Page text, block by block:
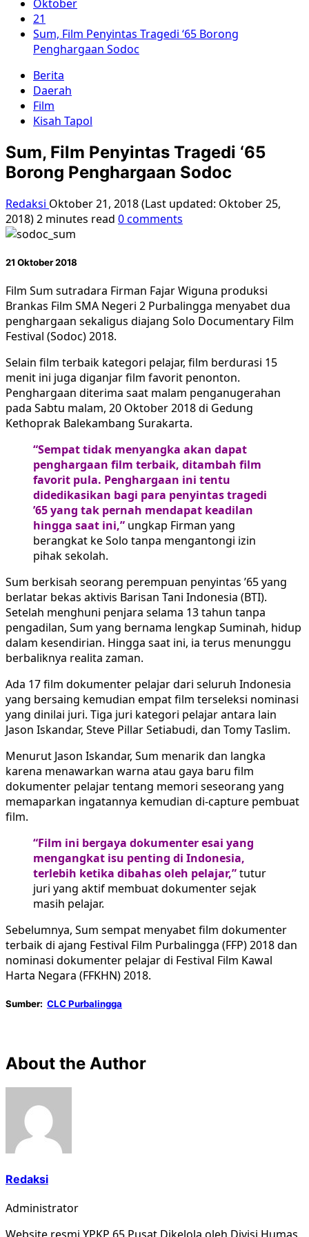
Oktober
21
Sum, Film Penyintas Tragedi ‘65 Borong
Penghargaan Sodoc
Berita
Daerah
Film
Kisah Tapol
Sum, Film Penyintas Tragedi ‘65
Borong Penghargaan Sodoc
Redaksi Oktober 21, 2018 (Last updated: Oktober 25,
2018)2 minutes read 0 comments
21 Oktober 2018
Film Sum sutradara Firman Fajar Wiguna produksi
Brankas Film SMA Negeri 2 Purbalingga menyabet dua
penghargaan sekaligus diajang Solo Documentary Film
Festival (Sodoc) 2018.
Selain film terbaik kategori pelajar, film berdurasi 15
menit ini juga diganjar film favorit penonton.
Penghargaan diterima saat malam penganugerahan
pada Sabtu malam, 20 Oktober 2018 di Gedung
Kethoprak Balekambang Surakarta.
“Sempat tidak menyangka akan dapat
penghargaan film terbaik, ditambah film
favorit pula. Penghargaan ini tentu
didedikasikan bagi para penyintas tragedi
’65 yang tak pernah mendapat keadilan
hingga saat ini,” ungkap Firman yang
berangkat ke Solo tanpa mengantongi izin
pihak sekolah.
Sum berkisah seorang perempuan penyintas ’65 yang
berlatar bekas aktivis Barisan Tani Indonesia (BTI).
Setelah menghuni penjara selama 13 tahun tanpa
pengadilan, Sum yang bernama lengkap Suminah, hidup
dalam kesendirian. Hingga saat ini, ia terus menunggu
berbaliknya realita zaman.
Ada 17 film dokumenter pelajar dari seluruh Indonesia
yang bersaing kemudian empat film terseleksi nominasi
yang dinilai juri. Tiga juri kategori pelajar antara lain
Jason Iskandar, Steve Pillar Setiabudi, dan Tomy Taslim.
Menurut Jason Iskandar, Sum menarik dan langka
karena menawarkan warna atau gaya baru film
dokumenter pelajar tentang memori seseorang yang
memaparkan ingatannya kemudian di-capture pembuat
film.
“Film ini bergaya dokumenter esai yang
mengangkat isu penting di Indonesia,
terlebih ketika dibahas oleh pelajar,”tutur
juri yang aktif membuat dokumenter sejak
masih pelajar.
Sebelumnya, Sum sempat menyabet film dokumenter
terbaik di ajang Festival Film Purbalingga (FFP) 2018 dan
nominasi dokumenter pelajar di Festival Film Kawal
Harta Negara (FFKHN) 2018.
Sumber: CLC Purbalingga
About the Author
Redaksi
Administrator